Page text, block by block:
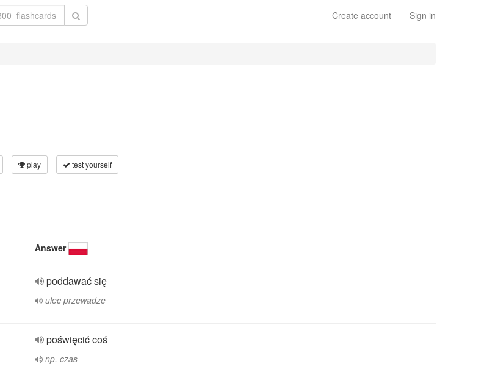
Create account Sign in
play test yourself
Answer
poddawać się
ulec przewadze
poświęcić coś
np. czas